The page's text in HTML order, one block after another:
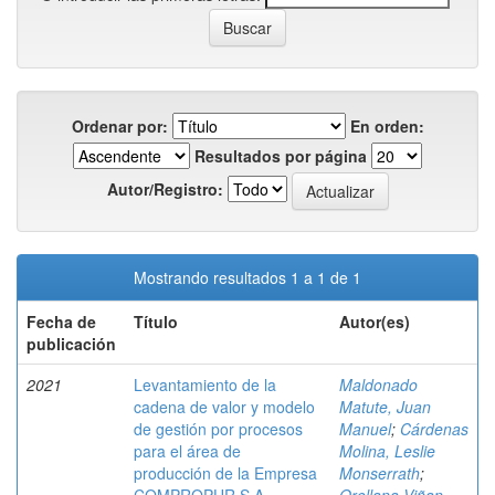
Ordenar por:
En orden:
Resultados por página
Autor/Registro:
Mostrando resultados 1 a 1 de 1
Fecha de
publicación
Título Autor(es)
2021
Levantamiento de la
cadena de valor y modelo
de gestión por procesos
para el área de
producción de la Empresa
Maldonado
Matute, Juan
Manuel; Cárdenas
Molina, Leslie
Monserrath;